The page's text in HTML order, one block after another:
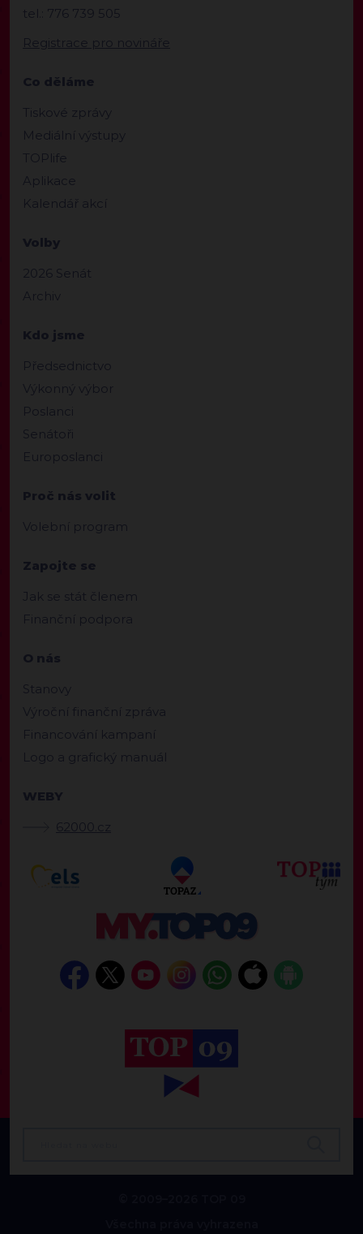
tel.: 776 739 505
Registrace pro novináře
Co děláme
Tiskové zprávy
Mediální výstupy
TOPlife
Aplikace
Kalendář akcí
Volby
2026 Senát
Archiv
Kdo jsme
Předsednictvo
Výkonný výbor
Poslanci
Senátoři
Europoslanci
Proč nás volit
Volební program
Zapojte se
Jak se stát členem
Finanční podpora
O nás
Stanovy
Výroční finanční zpráva
Financování kampaní
Logo a grafický manuál
WEBY
62000.cz